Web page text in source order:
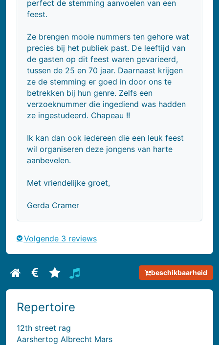
perfect de stemming aanvoelen van een
feest.
Ze brengen mooie nummers ten gehore wat
precies bij het publiek past. De leeftijd van
de gasten op dit feest waren gevarieerd,
tussen de 25 en 70 jaar. Daarnaast krijgen
ze de stemming er goed in door ons te
betrekken bij hun genre. Zelfs een
verzoeknummer die ingediend was hadden
ze ingestudeerd. Chapeau !!
Ik kan dan ook iedereen die een leuk feest
wil organiseren deze jongens van harte
aanbevelen.
Met vriendelijke groet,
Gerda Cramer
Volgende 3 reviews
Bekijk biografie van De Fanfare Band
Bekijk prijsinformatie van De Fanfare Band
Bekijk reviews van De Fanfare Band
Bekijk repertoire van De Fanfare Band
beschikbaarheid
Repertoire
12th street rag
Aarshertog Albrecht Mars